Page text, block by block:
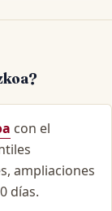
con el
ampliaciones
días.